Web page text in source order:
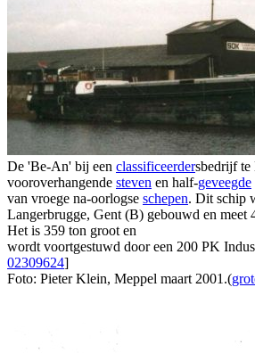
De 'Be-An' bij een classificeerdersbedrijf te
vooroverhangende steven en half-geveegde
van vroege na-oorlogse schepen. Dit schip
Langerbrugge, Gent (B) gebouwd en meet
Het is 359 ton groot en
wordt voortgestuwd door een 200 PK
02309624]
Foto: Pieter Klein, Meppel maart 2001.(